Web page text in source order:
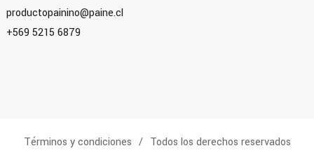
productopainino@paine.cl
+569 5215 6879
Términos y condiciones
Todos los derechos reservados